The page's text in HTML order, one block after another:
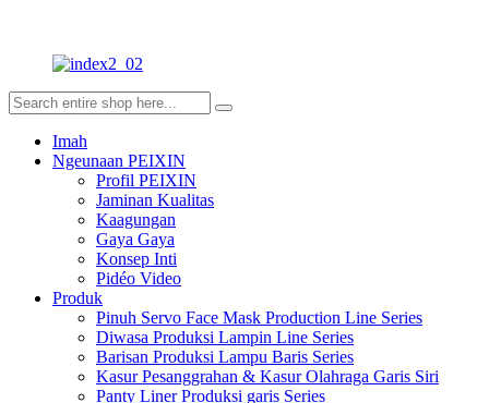
Imah
Ngeunaan PEIXIN
Profil PEIXIN
Jaminan Kualitas
Kaagungan
Gaya Gaya
Konsep Inti
Pidéo Video
Produk
Pinuh Servo Face Mask Production Line Series
Diwasa Produksi Lampin Line Series
Barisan Produksi Lampu Baris Series
Kasur Pesanggrahan & Kasur Olahraga Garis Siri
Panty Liner Produksi garis Series